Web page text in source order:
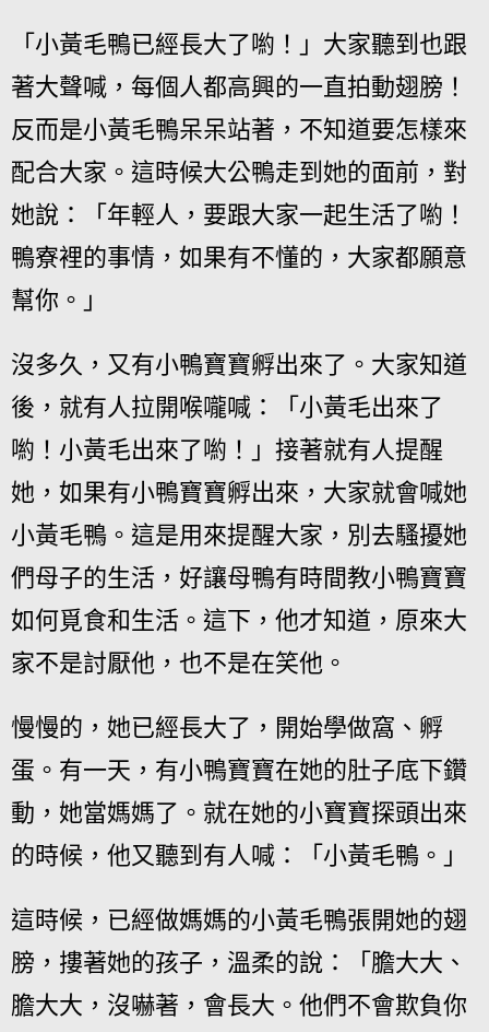
「小黃毛鴨已經長大了喲！」大家聽到也跟
著大聲喊，每個人都高興的一直拍動翅膀！
反而是小黃毛鴨呆呆站著，不知道要怎樣來
配合大家。這時候大公鴨走到她的面前，對
她說：「年輕人，要跟大家一起生活了喲！
鴨寮裡的事情，如果有不懂的，大家都願意
幫你。」
沒多久，又有小鴨寶寶孵出來了。大家知道
後，就有人拉開喉嚨喊：「小黃毛出來了
喲！小黃毛出來了喲！」接著就有人提醒
她，如果有小鴨寶寶孵出來，大家就會喊她
小黃毛鴨。這是用來提醒大家，別去騷擾她
們母子的生活，好讓母鴨有時間教小鴨寶寶
如何覓食和生活。這下，他才知道，原來大
家不是討厭他，也不是在笑他。
慢慢的，她已經長大了，開始學做窩、孵
蛋。有一天，有小鴨寶寶在她的肚子底下鑽
動，她當媽媽了。就在她的小寶寶探頭出來
的時候，他又聽到有人喊：「小黃毛鴨。」
這時候，已經做媽媽的小黃毛鴨張開她的翅
膀，摟著她的孩子，溫柔的說：「膽大大、
膽大大，沒嚇著，會長大。他們不會欺負你